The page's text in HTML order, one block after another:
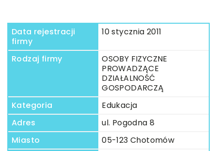
Data rejestracji
firmy
10 stycznia 2011
Rodzaj firmy
OSOBY FIZYCZNE
PROWADZĄCE
DZIAŁALNOŚĆ
GOSPODARCZĄ
Kategoria
Edukacja
Adres
ul. Pogodna 8
Miasto
05-123 Chotomów